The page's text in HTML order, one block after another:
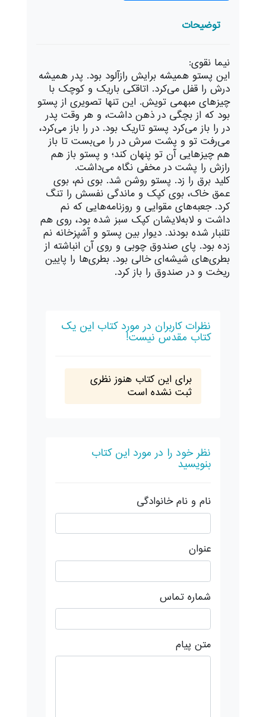
توضیحات
نیما نقوی:
این پستو همیشه برایش رازآلود بود. پدر همیشه
درش را قفل می‌کرد. اتاقکی باریک و کوچک با
چیزهای مبهمی تویش. این تنها تصویری از پستو
بود که از بچگی در ذهن داشت، و هر وقت پدر
در را باز می‌کرد پستو تاریک بود. در را باز می‌کرد،
می‌رفت تو و پشت سرش در را می‌بست تا باز
هم چیزهایی آن تو پنهان کند؛ و پستو باز هم
رازش را پشت در مخفی نگاه می‌داشت.
کلید برق را زد. پستو روشن شد. بوی نم، بوی
عمق خاک، بوی کپک و ماندگی نفسش را تنگ
کرد. جعبه‌های مقوایی و روزنامه‌هایی که نم
داشت و لا‌به‌لایشان کپک سبز شده بود، روی هم
تلنبار شده بودند. دیوار بین پستو و آشپزخانه نم
زده بود. پای صندوق چوبی و روی آن انباشته از
بطری‌های شیشه‌ای خالی بود. بطری‌ها را پایین
ریخت و در صندوق را باز کرد.
نظرات کاربران در مورد کتاب این یک
کتاب مقدس نیست!
برای این کتاب هنوز نظری
ثبت نشده است
نظر خود را در مورد این کتاب
بنویسید
نام و نام خانوادگی
عنوان
شماره تماس
متن پیام